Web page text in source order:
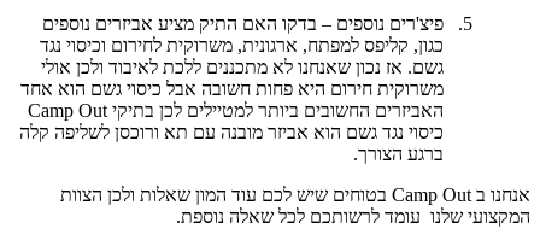
5.
פיצ'רים נוספים – בדקו האם התיק מציע אביזרים נוספים
כגון, קליפס למפתח, ארגונית, משרוקית לחירום וכיסוי נגד
גשם. אז נכון שאנחנו לא מתכננים ללכת לאיבוד ולכן אולי
משרוקית חירום היא פחות חשובה אבל כיסוי גשם הוא אחד
האביזרים החשובים ביותר למטיילים לכן בתיקי Camp Out
כיסוי נגד גשם הוא אביזר מובנה עם תא ורוכסן לשליפה קלה
ברגע הצורך.
אנחנו ב Camp Out בטוחים שיש לכם עוד המון שאלות ולכן הצוות
המקצועי שלנו עומד לרשותכם לכל שאלה נוספת.